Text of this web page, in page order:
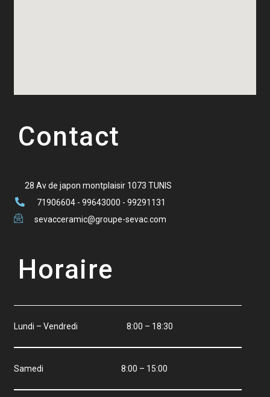
Contact
28 Av de japon montplaisir 1073 TUNIS
71906604 - 99643000 - 99291131
sevacceramic@groupe-sevac.com
Horaire
Lundi – Vendredi 8:00 – 18:30
Samedi 8:00 – 15:00